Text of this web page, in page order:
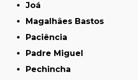
Joá
Magalhães Bastos
Paciência
Padre Miguel
Pechincha